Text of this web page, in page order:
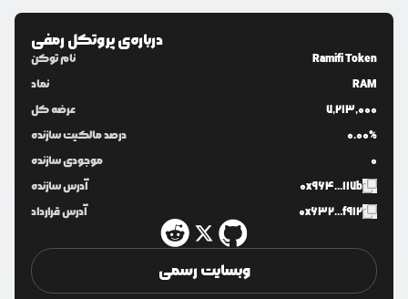
درباره‌یپروتکل رمفی
نام توکن
Ramifi Token
نماد
RAM
عرضه کل
7,213,000
درصد مالکیت سازنده
0.00%
موجودی سازنده
0
آدرس سازنده
0x964...117b
آدرس قرارداد
0x632...f912
وبسایت رسمی